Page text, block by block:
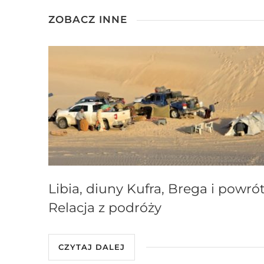
ZOBACZ INNE
Libia, diuny Kufra, Brega i
Relacja z podróży
CZYTAJ DALEJ